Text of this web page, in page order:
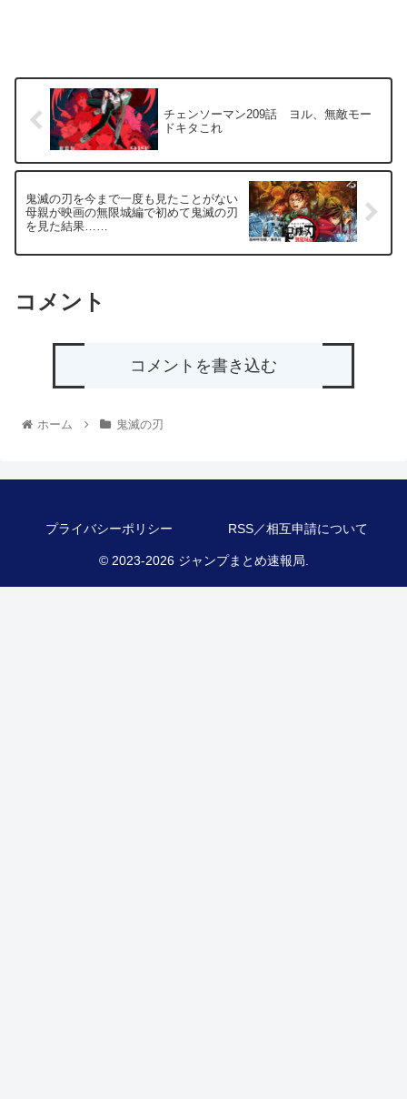
チェンソーマン209話 ヨル、無敵モー
ドキタこれ
鬼滅の刃を今まで一度も見たことがない
母親が映画の無限城編で初めて鬼滅の刃
を見た結果……
コメント
コメントを書き込む
ホーム 鬼滅の刃
プライバシーポリシー RSS／相互申請について
© 2023-2026 ジャンプまとめ速報局.